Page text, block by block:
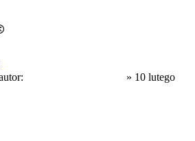
» 10 lutego